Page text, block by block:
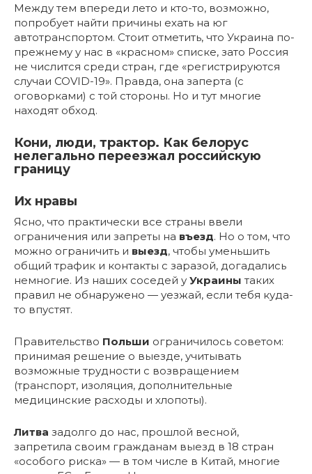
Между тем впереди лето и кто-то, возможно,
попробует найти причины ехать на юг
автотранспортом. Стоит отметить, что Украина по-
прежнему у нас в «красном» списке, зато Россия
не числится среди стран, где «регистрируются
случаи COVID-19». Правда, она заперта (с
оговорками) с той стороны. Но и тут многие
находят обход.
Кони, люди, трактор. Как белорус
нелегально переезжал российскую
границу
Их нравы
Ясно, что практически все страны ввели
ограничения или запреты на въезд. Но о том, что
можно ограничить и выезд, чтобы уменьшить
общий трафик и контакты с заразой, догадались
немногие. Из наших соседей у Украины таких
правил не обнаружено — уезжай, если тебя куда-
то впустят.
Правительство Польши ограничилось советом:
принимая решение о выезде, учитывать
возможные трудности с возвращением
(транспорт, изоляция, дополнительные
медицинские расходы и хлопоты).
Литва задолго до нас, прошлой весной,
запретила своим гражданам выезд в 18 стран
«особого риска» — в том числе в Китай, многие